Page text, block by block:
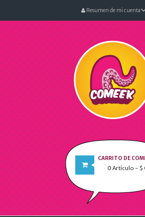
Resumen de mi cuenta
CARRITO DE
0 Artículo - $